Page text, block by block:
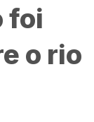
foi
o rio